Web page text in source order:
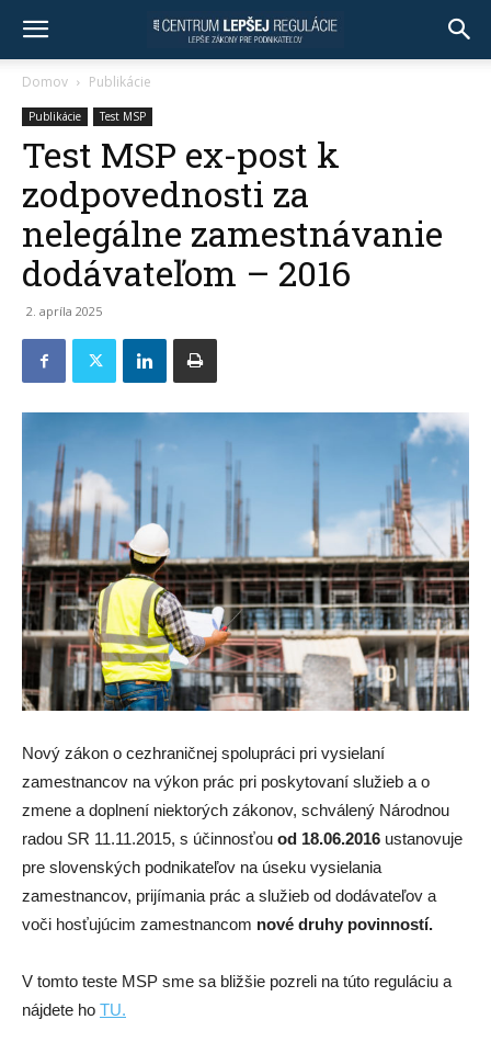
Domov Publikácie
Publikácie Test MSP
Test MSP ex-post k
zodpovednosti za
nelegálne zamestnávanie
dodávateľom – 2016
2. apríla 2025
Nový zákon o cezhraničnej spolupráci pri vysielaní
zamestnancov na výkon prác pri poskytovaní služieb a o
zmene a doplnení niektorých zákonov, schválený Národnou
radou SR 11.11.2015, s účinnosťou od 18.06.2016 ustanovuje
pre slovenských podnikateľov na úseku vysielania
zamestnancov, prijímania prác a služieb od dodávateľov a
voči hosťujúcim zamestnancom nové druhy povinností.
V tomto teste MSP sme sa bližšie pozreli na túto reguláciu a
nájdete ho TU.